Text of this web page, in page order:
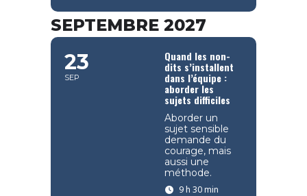
SEPTEMBRE 2027
23
SEP
Quand les non-
dits s’installent
dans l’équipe :
aborder les
sujets difficiles
Aborder un
sujet sensible
demande du
courage, mais
aussi une
méthode.
9 h 30 min